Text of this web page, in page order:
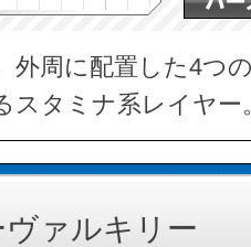
外周に配置した4つ
スタミナ系レイヤー
ァルキリー